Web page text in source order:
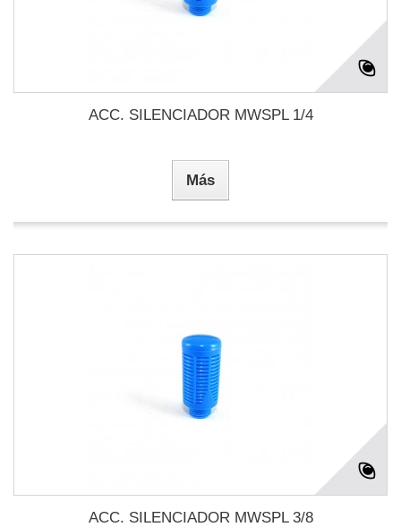
ACC. SILENCIADOR MWSPL 1/4
Más
ACC. SILENCIADOR MWSPL 3/8